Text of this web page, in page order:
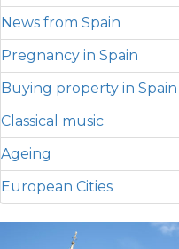
News from Spain
Pregnancy in Spain
Buying property in Spain
Classical music
Ageing
European Cities